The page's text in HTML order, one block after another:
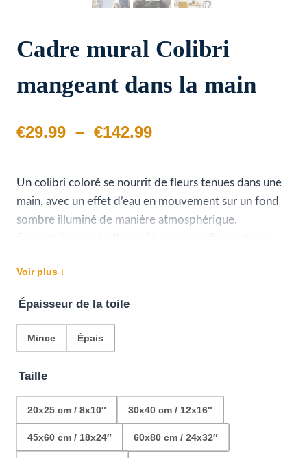
Cadre mural Colibri
mangeant dans la main
€29.99 – €142.99Plage
prix :
€29.99
Un colibri coloré se nourrit de fleurs tenues dans une
main, avec un effet d’eau en mouvement sur un fond
sombre illuminé de manière atmosphérique.
N’attendez plus pour l’ajouter à votre collection !
Voir plus ↓
Épaisseur de la toile
Mince Épais
Taille
20x25 cm / 8x10″ 30x40 cm / 12x16″
45x60 cm / 18x24″ 60x80 cm / 24x32″